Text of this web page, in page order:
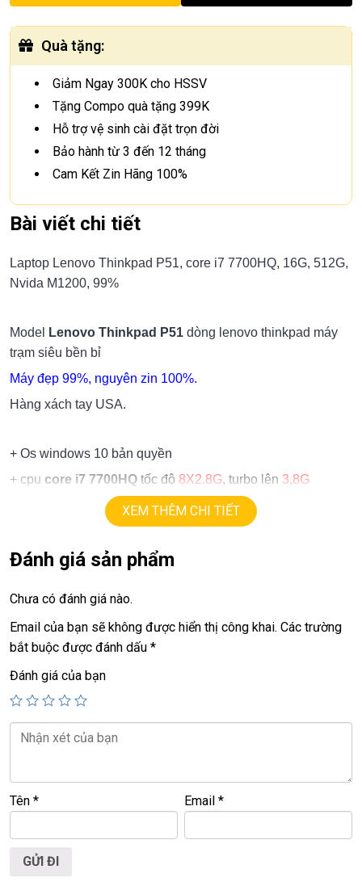
Quà tặng:
Giảm Ngay 300K cho HSSV
Tặng Compo quà tặng 399K
Hỗ trợ vệ sinh cài đặt trọn đời
Bảo hành từ 3 đến 12 tháng
Cam Kết Zin Hãng 100%
Bài viết chi tiết
Laptop Lenovo Thinkpad P51, core i7 7700HQ, 16G, 512G,
Nvida M1200, 99%
Model Lenovo Thinkpad P51 dòng lenovo thinkpad máy
trạm siêu bền bỉ
Máy đẹp 99%, nguyên zin 100%.
Hàng xách tay USA.
+ Os windows 10 bản quyền
+ cpu core i7 7700HQ tốc độ 8X2.8G, turbo lên 3,8G
. (option 32G, 64G)
+ ssd
512G (option ssd 1T)
+ vga có 2vga:
==> intel UHD.
==> vga rờiNvida 1200=
+ usb 3.0, usb type C, hdmi, webcam, finger ID
+ pin mới sạc 90 lần
+ phím chiclet, có đèn phím, full phím số
Giá:20,9tr
LAPTOP TRIỀU PHÁT – UY TÍN – CHẤT LƯỢNG – GIÁ
XEM THÊM CHI TIẾT
Đánh giá sản phẩm
Chưa có đánh giá nào.
Email của bạn sẽ không được hiển thị công khai. Các trường
bắt buộc được đánh dấu *
Đánh giá của bạn
Tên * Email*